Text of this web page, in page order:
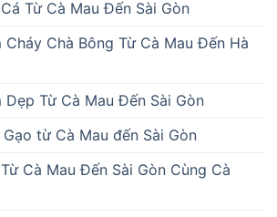
Từ Cà Mau Đến Sài Gòn
Cháy Chà Bông Từ Cà Mau Đến Hà
Dẹp Từ Cà Mau Đến Sài Gòn
từ Cà Mau đến Sài Gòn
Cà Mau Đến Sài Gòn Cùng Cà